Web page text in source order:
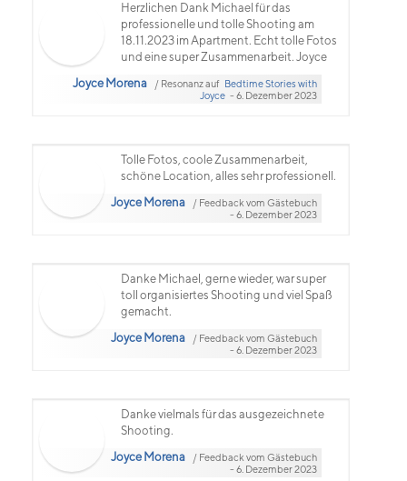
Herzlichen Dank Michael für das
professionelle und tolle Shooting am
18.11.2023 im Apartment. Echt tolle Fotos
und eine super Zusammenarbeit. Joyce
Joyce Morena
/ Resonanz auf Bedtime Stories with
Joyce - 6. Dezember 2023
Tolle Fotos, coole Zusammenarbeit,
schöne Location, alles sehr professionell.
Joyce Morena
/ Feedback vom Gästebuch
- 6. Dezember 2023
Danke Michael, gerne wieder, war super
toll organisiertes Shooting und viel Spaß
gemacht.
Joyce Morena
/ Feedback vom Gästebuch
- 6. Dezember 2023
Danke vielmals für das ausgezeichnete
Shooting.
Joyce Morena
/ Feedback vom Gästebuch
- 6. Dezember 2023